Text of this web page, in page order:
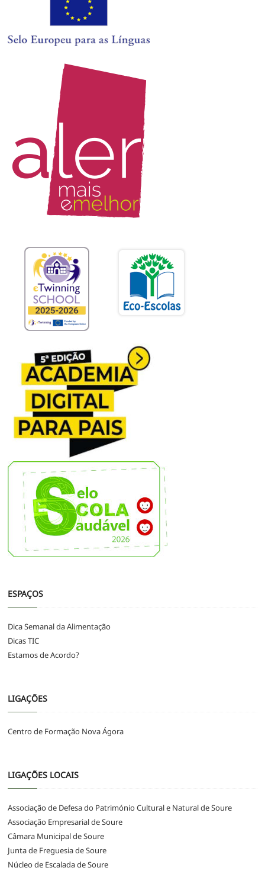
ESPAÇOS
Dica Semanal da Alimentação
Dicas TIC
Estamos de Acordo?
LIGAÇÕES
Centro de Formação Nova Ágora
LIGAÇÕES LOCAIS
Associação de Defesa do Património Cultural e Natural de Soure
Associação Empresarial de Soure
Câmara Municipal de Soure
Junta de Freguesia de Soure
Núcleo de Escalada de Soure